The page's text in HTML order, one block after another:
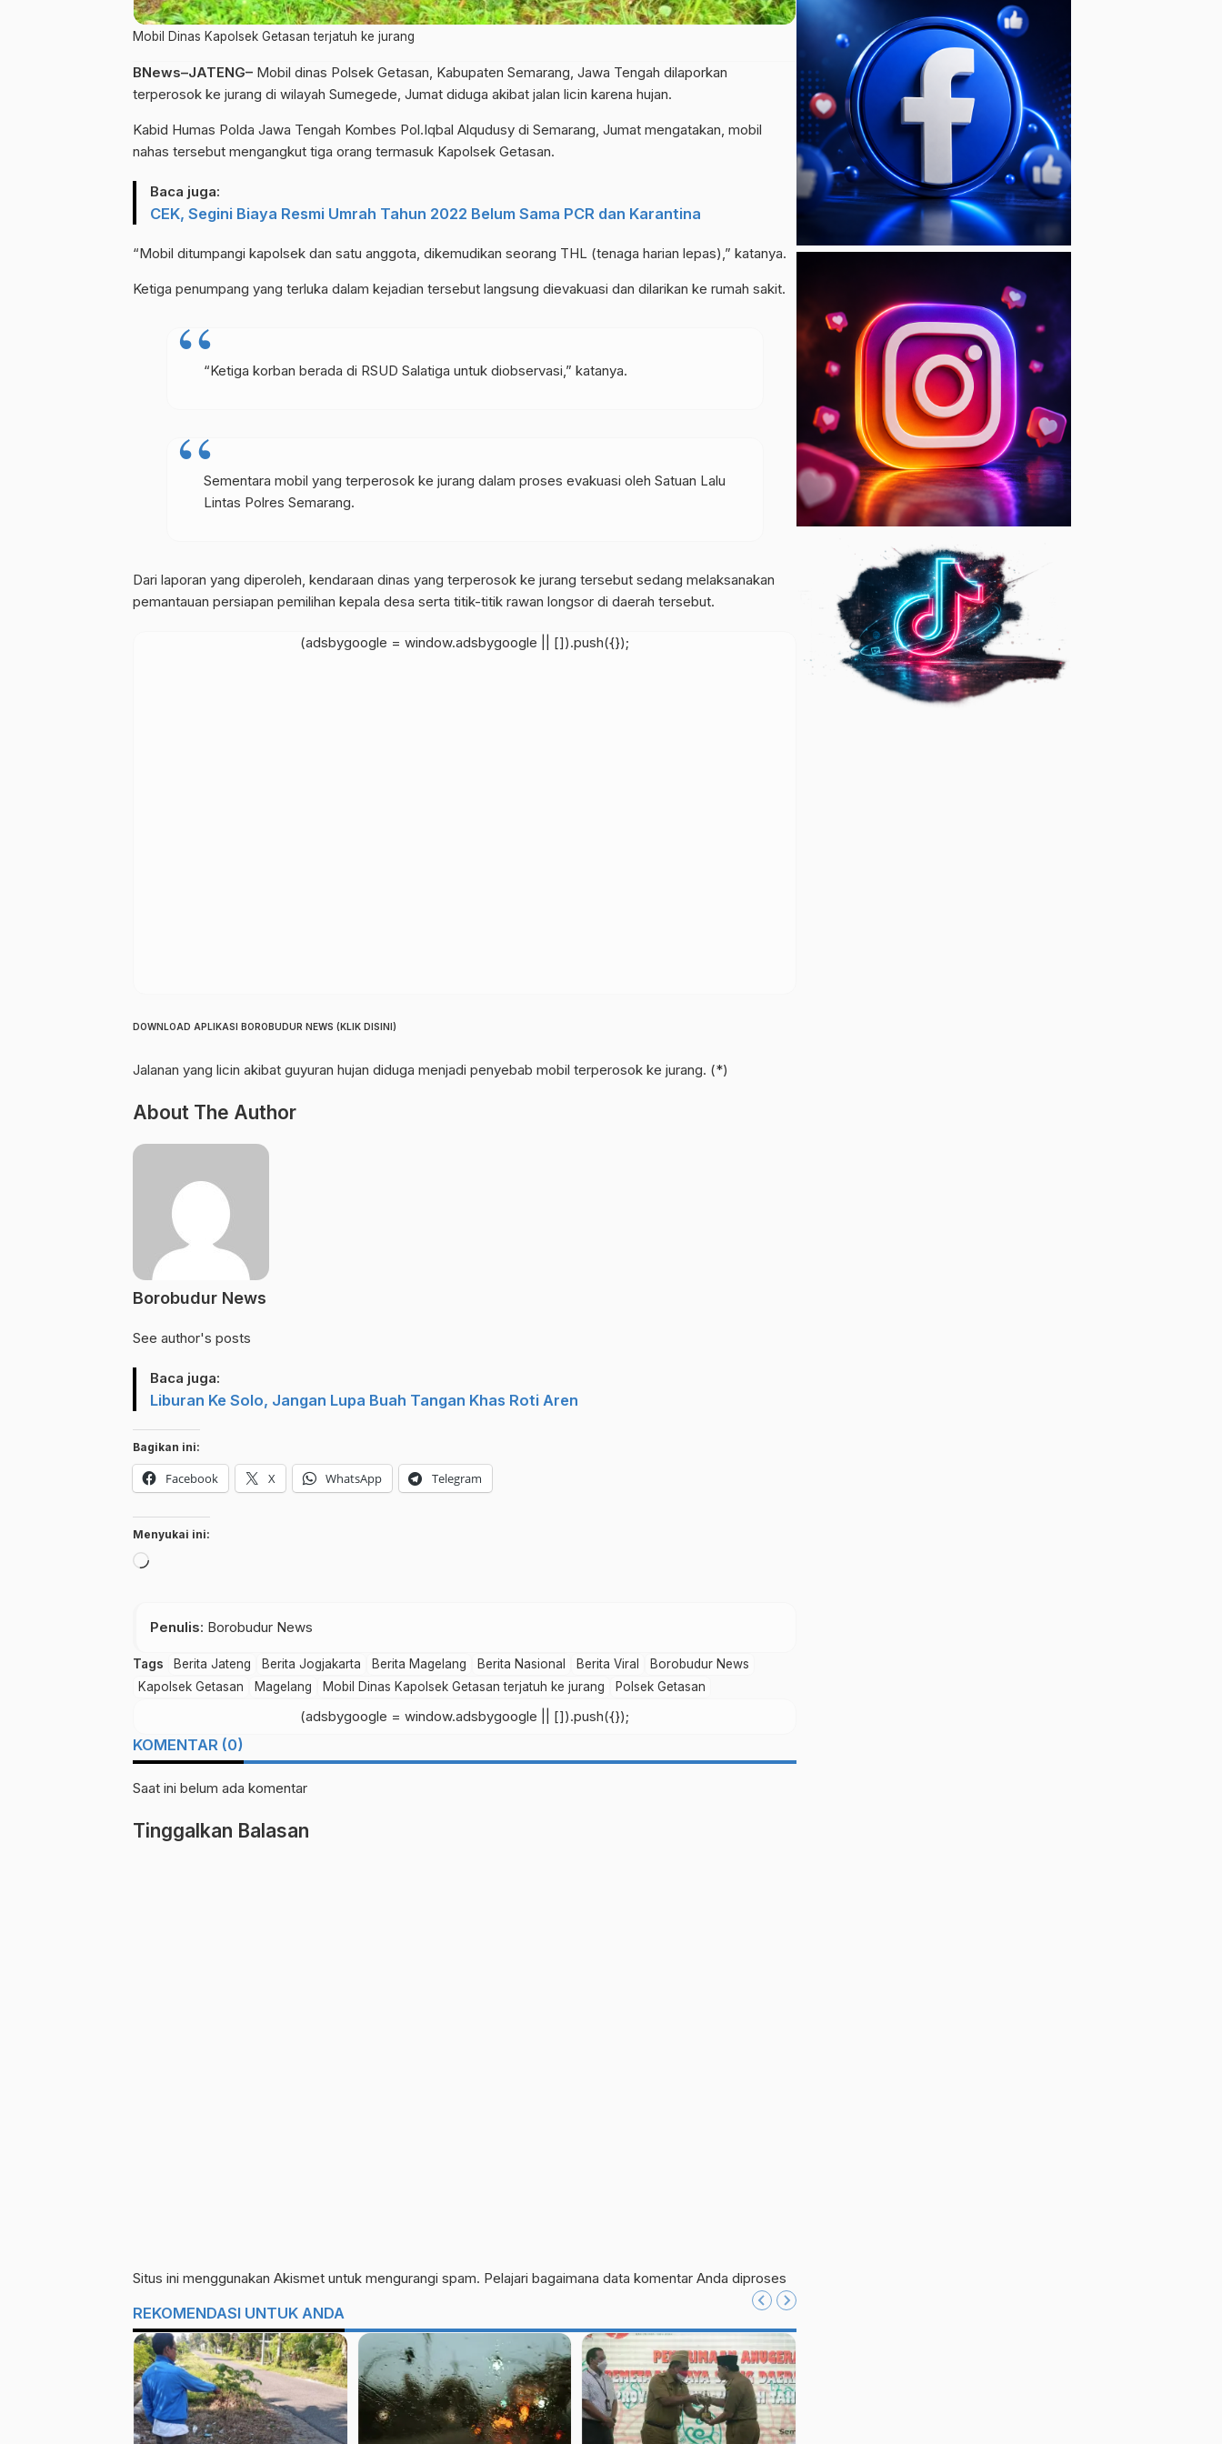
Mobil Dinas Kapolsek Getasan terjatuh ke jurang
BNews–JATENG– Mobil dinas Polsek Getasan, Kabupaten Semarang, Jawa Tengah dilaporkan
terperosok ke jurang di wilayah Sumegede, Jumat diduga akibat jalan licin karena hujan.
Kabid Humas Polda Jawa Tengah Kombes Pol.Iqbal Alqudusy di Semarang, Jumat mengatakan, mobil
nahas tersebut mengangkut tiga orang termasuk Kapolsek Getasan.
Baca juga:
CEK, Segini Biaya Resmi Umrah Tahun 2022 Belum Sama PCR dan Karantina
“Mobil ditumpangi kapolsek dan satu anggota, dikemudikan seorang THL (tenaga harian lepas),” katanya.
Ketiga penumpang yang terluka dalam kejadian tersebut langsung dievakuasi dan dilarikan ke rumah sakit.
“Ketiga korban berada di RSUD Salatiga untuk diobservasi,” katanya.
Sementara mobil yang terperosok ke jurang dalam proses evakuasi oleh Satuan Lalu
Lintas Polres Semarang.
Dari laporan yang diperoleh, kendaraan dinas yang terperosok ke jurang tersebut sedang melaksanakan
pemantauan persiapan pemilihan kepala desa serta titik-titik rawan longsor di daerah tersebut.
(adsbygoogle = window.adsbygoogle || []).push({});
DOWNLOAD APLIKASI BOROBUDUR NEWS (KLIK DISINI)
Jalanan yang licin akibat guyuran hujan diduga menjadi penyebab mobil terperosok ke jurang. (*)
About The Author
Borobudur News
See author's posts
Baca juga:
Liburan Ke Solo, Jangan Lupa Buah Tangan Khas Roti Aren
Bagikan ini:
Facebook X WhatsApp Telegram
Menyukai ini:
Memuat...
Penulis: Borobudur News
Tags Berita Jateng Berita Jogjakarta Berita Magelang Berita Nasional Berita Viral
Borobudur News
Kapolsek Getasan
Magelang Mobil Dinas Kapolsek Getasan terjatuh ke jurang Polsek Getasan
(adsbygoogle = window.adsbygoogle || []).push({});
KOMENTAR (0)
Saat ini belum ada komentar
Tinggalkan Balasan
Situs ini menggunakan Akismet untuk mengurangi spam. Pelajari bagaimana data komentar Anda diproses
REKOMENDASI UNTUK ANDA